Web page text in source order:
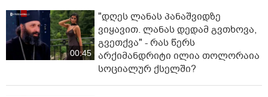
00:45
"დღეს ლანას პანაშვიდზე
ვიყავით. ლანას დედამ გვთხოვა,
გვეთქვა" - რას წერს
არქიმანდრიტი ილია თოლორაია
სოციალურ ქსელში?